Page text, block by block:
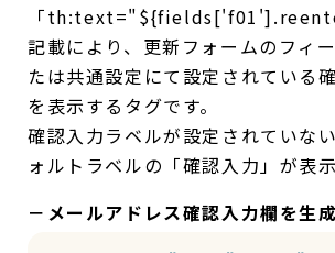
「
記載により、更新フォームのフィ
たは共通設定にて設定されている
を表示するタグです。
確認入力ラベルが設定されていな
ォルトラベルの「確認入力」が表示
－メールアドレス確認入力欄を生